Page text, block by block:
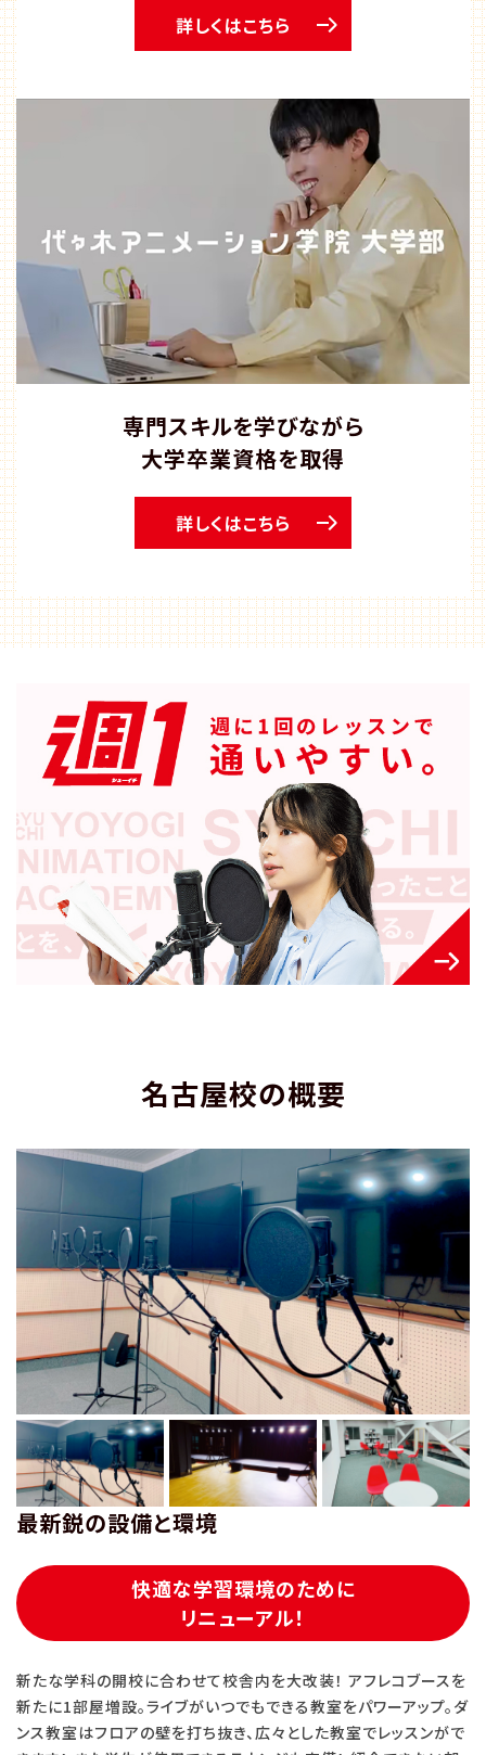
詳しくはこちら
専門スキルを学びながら
大学卒業資格を取得
詳しくはこちら
名古屋校の概要
最新鋭の設備と環境
快適な学習環境のために
リニューアル！
新たな学科の開校に合わせて校舎内を大改装！ アフレコブースを
新たに1部屋増設。ライブがいつでもできる教室をパワーアップ。ダ
ンス教室はフロアの壁を打ち抜き、広々とした教室でレッスンがで